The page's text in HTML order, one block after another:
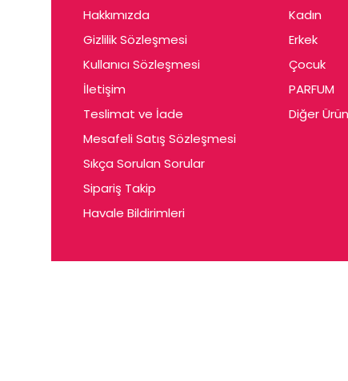
Hakkımızda
Gizlilik Sözleşmesi
Kullanıcı Sözleşmesi
İletişim
Teslimat ve İade
Mesafeli Satış Sözleşmesi
Sıkça Sorulan Sorular
Sipariş Takip
Havale Bildirimleri
Kadın
Erkek
Çocuk
PARFUM
Diğer